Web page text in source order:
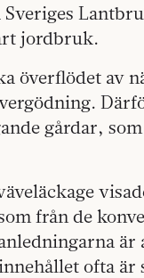
jordbruk.
överflödet av
gårdar,
från de
är
ofta är